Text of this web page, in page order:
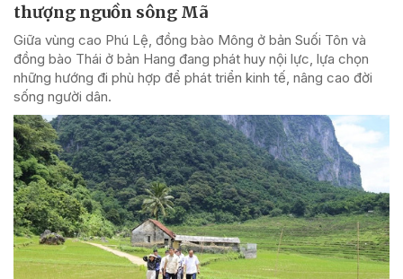
thượng nguồn sông Mã
Giữa vùng cao Phú Lệ, đồng bào Mông ở bản Suối Tôn và
đồng bào Thái ở bản Hang đang phát huy nội lực, lựa chọn
những hướng đi phù hợp để phát triển kinh tế, nâng cao đời
sống người dân.